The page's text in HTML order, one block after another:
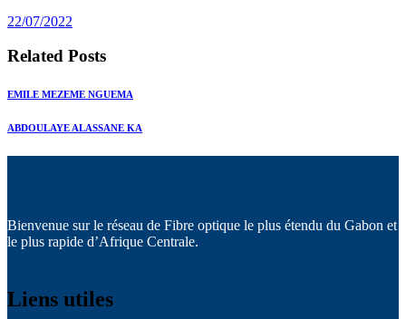
22/07/2022
Related Posts
EMILE MEZEME NGUEMA
ABDOULAYE ALASSANE KA
Bienvenue sur le réseau de Fibre optique le plus étendu du Gabon et
le plus rapide d’Afrique Centrale.
Liens utiles